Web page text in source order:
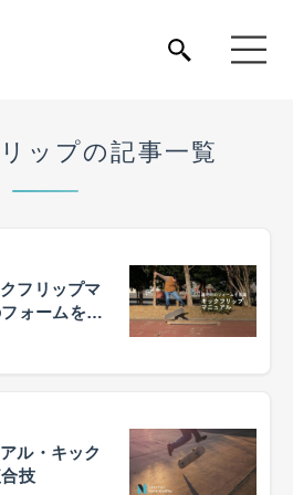
ップの記事一覧
フリップマ
ォームを意
ル・キック
技